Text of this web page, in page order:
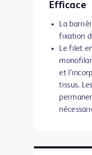
Efficace
La
fixation
Le filet
et
tissus.